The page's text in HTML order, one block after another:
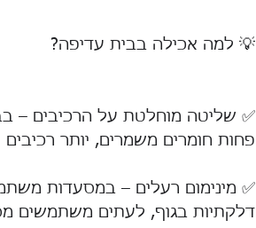
💡 למה אכילה בבית עדיפה?
✅ שליטה מוחלטת על הרכיבים –
פחות חומרים משמרים, יותר רכיבים
דלקתיות בגוף, לעתים משתמשים